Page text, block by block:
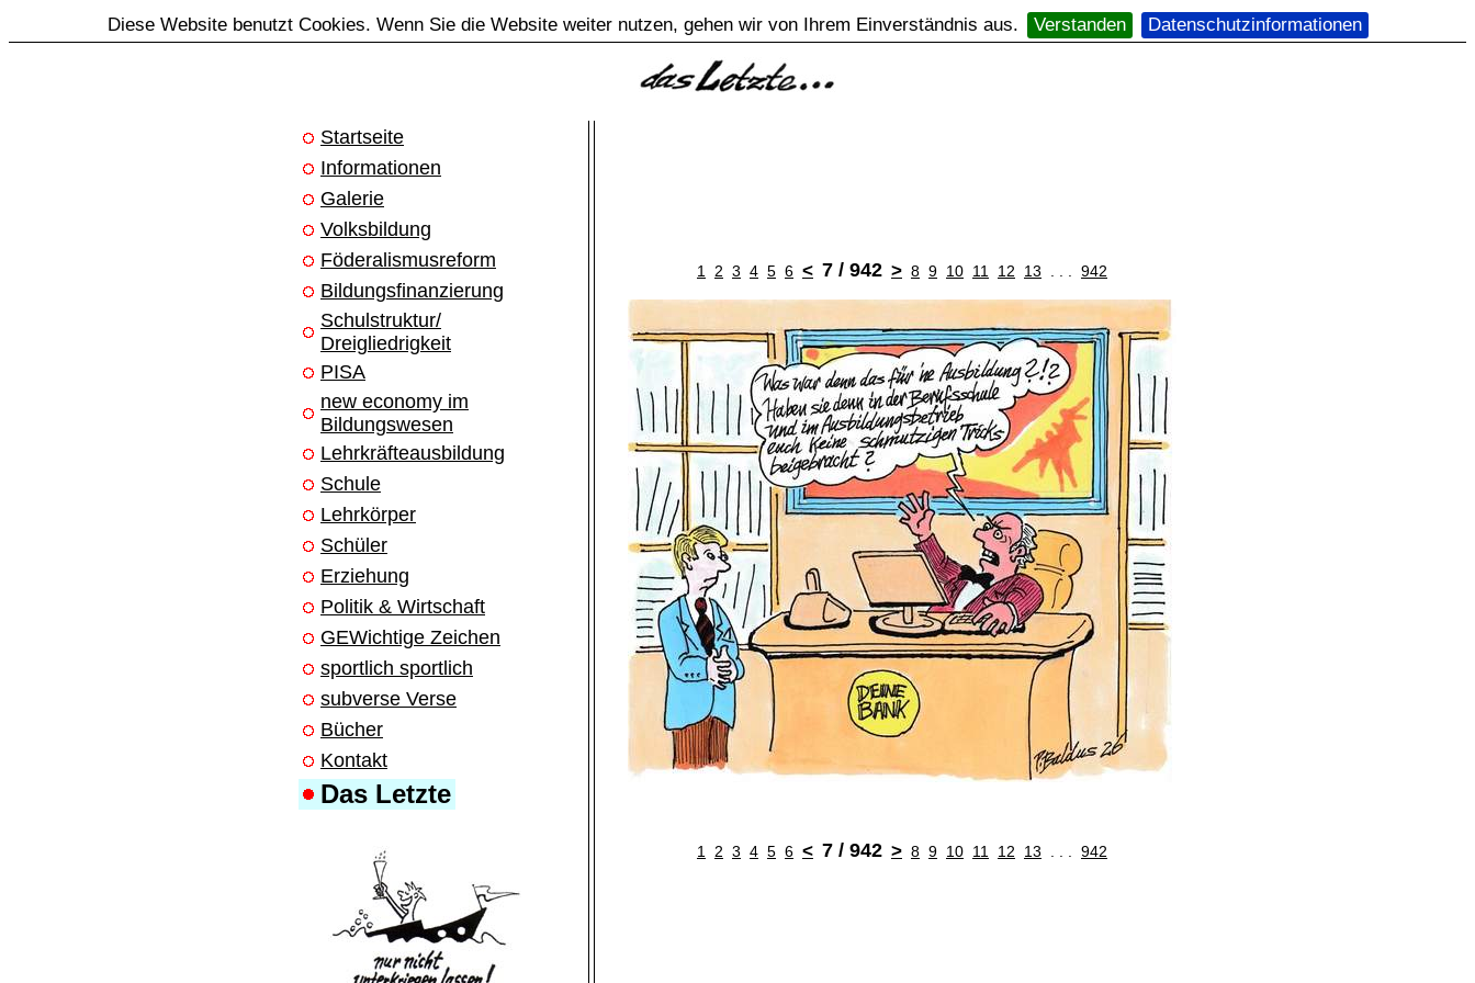
Diese Website benutzt Cookies. Wenn Sie die Website weiter nutzen, gehen wir von Ihrem Einverständnis aus. Verstanden Datenschutzinformationen
Startseite
Informationen
Galerie
Volksbildung
Föderalismusreform
Bildungsfinanzierung
Schulstruktur/
Dreigliedrigkeit
PISA
new economy im
Bildungswesen
Lehrkräfteausbildung
Schule
Lehrkörper
Schüler
Erziehung
Politik & Wirtschaft
GEWichtige Zeichen
sportlich sportlich
subverse Verse
Bücher
Kontakt
Das Letzte
1 2 3 4 5 6 < 7 / 942 > 8 9 10 11 12 13 942
1 2 3 4 5 6 < 7 / 942 > 8 9 10 11 12 13 942